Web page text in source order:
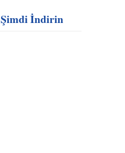
Şimdi İndirin